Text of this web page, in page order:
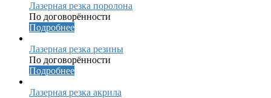
Лазерная резка поролона
По договорённости
Подробнее
Лазерная резка резины
По договорённости
Подробнее
Лазерная резка акрила